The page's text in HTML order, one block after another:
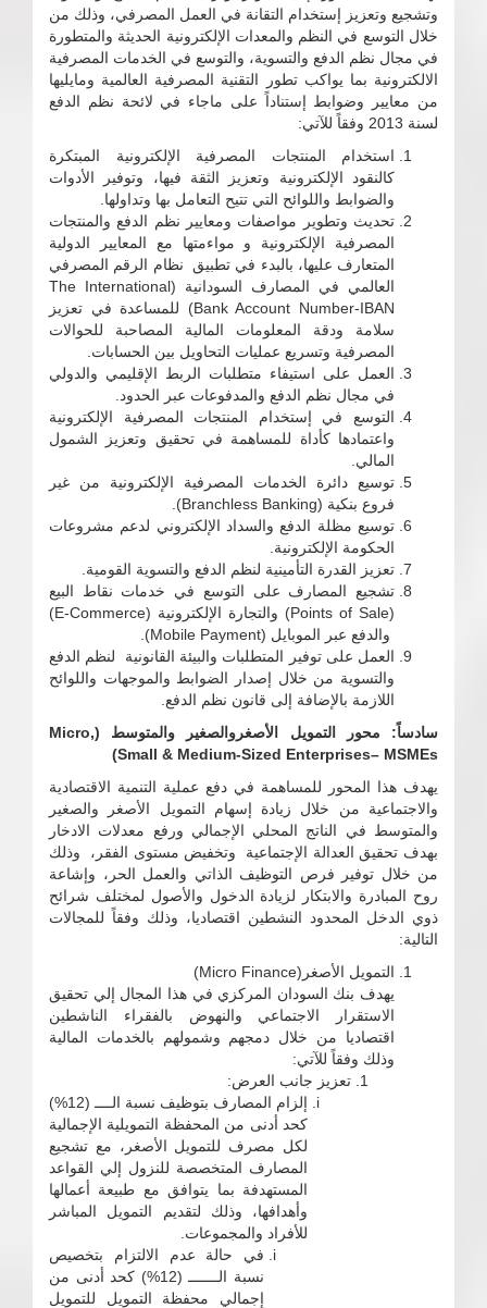
وتشجيع وتعزيز إستخدام التقانة في العمل المصرفي، وذلك من
خلال التوسع في النظم والمعدات الإلكترونية الحديثة والمتطورة
في مجال نظم الدفع والتسوية، والتوسع في الخدمات المصرفية
الالكترونية بما يواكب تطور التقنية المصرفية العالمية ومايليها
من معايير وضوابط إستناداً على ماجاء في لائحة نظم الدفع
لسنة 2013 وفقاً للآتي:
استخدام المنتجات المصرفية الإلكترونية المبتكرة
كالنقود الإلكترونية وتعزيز الثقة فيها، وتوفير الأدوات
والضوابط واللوائح التي تتيح التعامل بها وتداولها.
تحديث وتطوير مواصفات ومعايير نظم الدفع والمنتجات
المصرفية الإلكترونية و مواءمتها مع المعايير الدولية
المتعارف عليها، بالبدء في تطبيق نظام الرقم المصرفي
العالمي في المصارف السودانية (The International
Bank Account Number-IBAN) للمساعدة في تعزيز
سلامة ودقة المعلومات المالية المصاحبة للحوالات
المصرفية وتسريع عمليات التحاويل بين الحسابات.
العمل على استيفاء متطلبات الربط الإقليمي والدولي
في مجال نظم الدفع والمدفوعات عبر الحدود.
التوسع في إستخدام المنتجات المصرفية الإلكترونية
واعتمادها كأداة للمساهمة في تحقيق وتعزيز الشمول
المالي.
توسيع دائرة الخدمات المصرفية الإلكترونية من غير
فروع بنكية (Branchless Banking).
توسيع مظلة الدفع والسداد الإلكتروني لدعم مشروعات
الحكومة الإلكترونية.
تعزيز القدرة التأمينية لنظم الدفع والتسوية القومية.
تشجيع المصارف على التوسع في خدمات نقاط البيع
(Points of Sale) والتجارة الإلكترونية (E-Commerce)
والدفع عبر الموبايل (Mobile Payment).
العمل على توفير المتطلبات والبيئة القانونية لنظم الدفع
والتسوية من خلال إصدار الضوابط والموجهات واللوائح
اللازمة بالإضافة إلى قانون نظم الدفع.
سادساً: محور التمويل الأصغروالصغير والمتوسط (Micro,
Small & Medium-Sized Enterprises– MSMEs)
يهدف هذا المحور للمساهمة في دفع عملية التنمية الاقتصادية
والاجتماعية من خلال زيادة إسهام التمويل الأصغر والصغير
والمتوسط في الناتج المحلي الإجمالي ورفع معدلات الادخار
بهدف تحقيق العدالة الإجتماعية وتخفيض مستوى الفقر، وذلك
من خلال توفير فرص التوظيف الذاتي والعمل الحر، وإشاعة
روح المبادرة والابتكار لزيادة الدخول والأصول لمختلف شرائح
ذوي الدخل المحدود النشطين اقتصاديا، وذلك وفقاً للمجالات
التالية:
التمويل الأصغر(Micro Finance)
يهدف بنك السودان المركزي في هذا المجال إلي تحقيق
الاستقرار الاجتماعي والنهوض بالفقراء الناشطين
اقتصاديا من خلال دمجهم وشمولهم بالخدمات المالية
وذلك وفقاً للآتي:
تعزيز جانب العرض:
إلزام المصارف بتوظيف نسبة الــــ (12%)
كحد أدنى من المحفظة التمويلية الإجمالية
لكل مصرف للتمويل الأصغر، مع تشجيع
المصارف المتخصصة للنزول إلي القواعد
المستهدفة بما يتوافق مع طبيعة أعمالها
وأهدافها، وذلك لتقديم التمويل المباشر
للأفراد والمجموعات.
في حالة عدم الالتزام بتخصيص
نسبة الـــــــ (12%) كحد أدنى من
إجمالي محفظة التمويل للتمويل